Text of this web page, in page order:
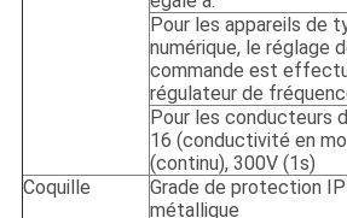
Pour les appareils de
numérique, le réglage
commande est
régulateur de
Pour les conducteurs
16 (conductivité en
(continu), 300V (1s)
Coquille
Grade de protection
métallique